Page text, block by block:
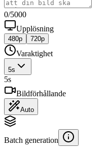
0/5000
Upplösning
480p 720p
Varaktighet
5s
5s
Bildförhållande
Auto
Batch generation